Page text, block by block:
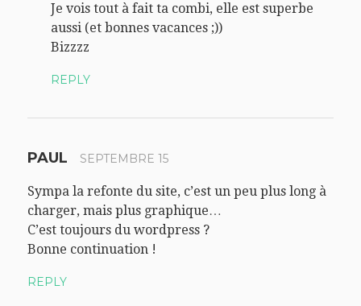
Je vois tout à fait ta combi, elle est superbe
aussi (et bonnes vacances ;))
Bizzzz
REPLY
PAUL SEPTEMBRE 15
Sympa la refonte du site, c’est un peu plus long à
charger, mais plus graphique…
C’est toujours du wordpress ?
Bonne continuation !
REPLY